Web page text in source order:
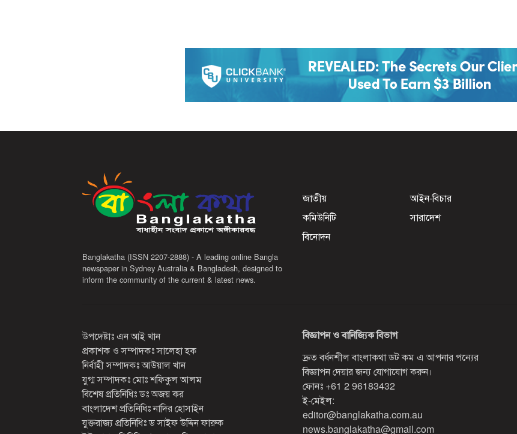
Banglakatha (ISSN 2207-2888) - A leading online Bangla
newspaper in Sydney Australia & Bangladesh, designed to
inform the community of the current & latest news.
জাতীয় আইন-বিচার
কমিউনিটি
সারাদেশ
বিনোদন
উপদেষ্টাঃ এন আই খান
প্রকাশক ও সম্পাদকঃ সালেহা হক
নির্বাহী সম্পাদকঃ আউয়াল খান
যুগ্ম সম্পাদকঃ মোঃ শফিকুল আলম
বিশেষ প্রতিনিধিঃ ডঃ অজয় কর
বাংলাদেশ প্রতিনিধিঃ নাদির হোসাইন
যুক্তরাজ্য প্রতিনিধিঃ ড সাইফ উদ্দিন ফারুক
বিজ্ঞাপন ও বানিজ্যিক বিভাগ
দ্রুত বর্ধনশীল বাংলাকথা ডট কম এ আপনার পন্যের
বিজ্ঞাপন দেয়ার জন্য যোগাযোগ করুন।
ফোনঃ +61 2 96183432
ই-মেইল:
editor@banglakatha.com.au
news.banglakatha@gmail.com